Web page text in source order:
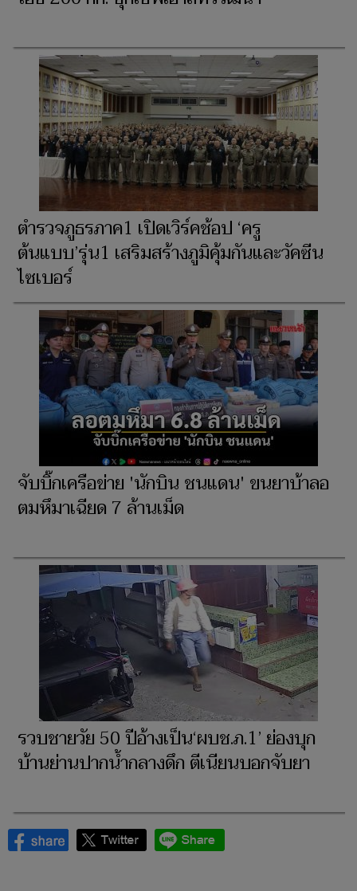
ตำรวจภูธรภาค1 เปิดเวิร์คช้อป ‘ครู
ต้นแบบ’รุ่น1 เสริมสร้างภูมิคุ้มกันและวัคซีน
ไซเบอร์
จับบิ๊กเครือข่าย 'นักบิน ชนแดน' ขนยาบ้าลอ
ตมหึมาเฉียด 7 ล้านเม็ด
รวบชายวัย 50 ปีอ้างเป็น‘ผบช.ภ.1’ ย่องบุก
บ้านย่านปากน้ำกลางดึก ตีเนียนบอกจับยา